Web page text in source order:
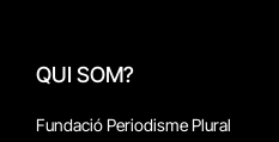
QUI SOM?
Fundació Periodisme Plural